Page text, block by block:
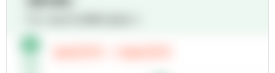
■会社・事業の魅力